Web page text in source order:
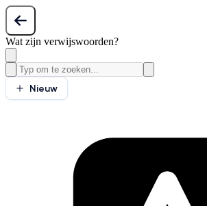
Wat zijn verwijswoorden?
Nieuw